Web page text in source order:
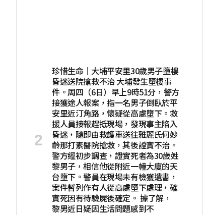
珍惜生命｜大埔平安里30歲男子墮樓
昏迷送院搶救不治 大埔發生墮樓事
件。周四（6日）早上9時51分，警方
接獲途人報案，指一名男子倒臥於平
安里近汀角路，懷疑從高處墮下。救
援人員接報趕抵現場，發現事主陷入
昏迷，隨即由救護車送往雅麗氏何妙
齡那打素醫院搶救，其後證實不治。
警方經初步調查，證實死者為30歲姓
黎男子，相信他從附近一幢大廈的天
台墮下。警員在現場未有檢獲遺書，
案件暫列作有人從高處墮下處理，確
實死因有待驗屍後確定。 據了解，
黎男近日疑因生活問題感到不